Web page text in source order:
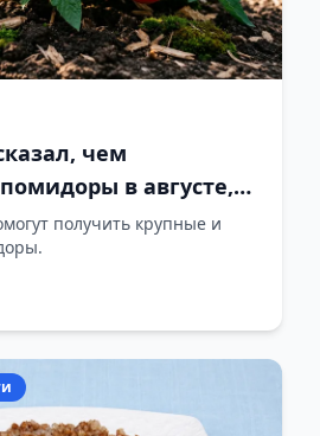
чем
в августе,
трескались и не
получить крупные и